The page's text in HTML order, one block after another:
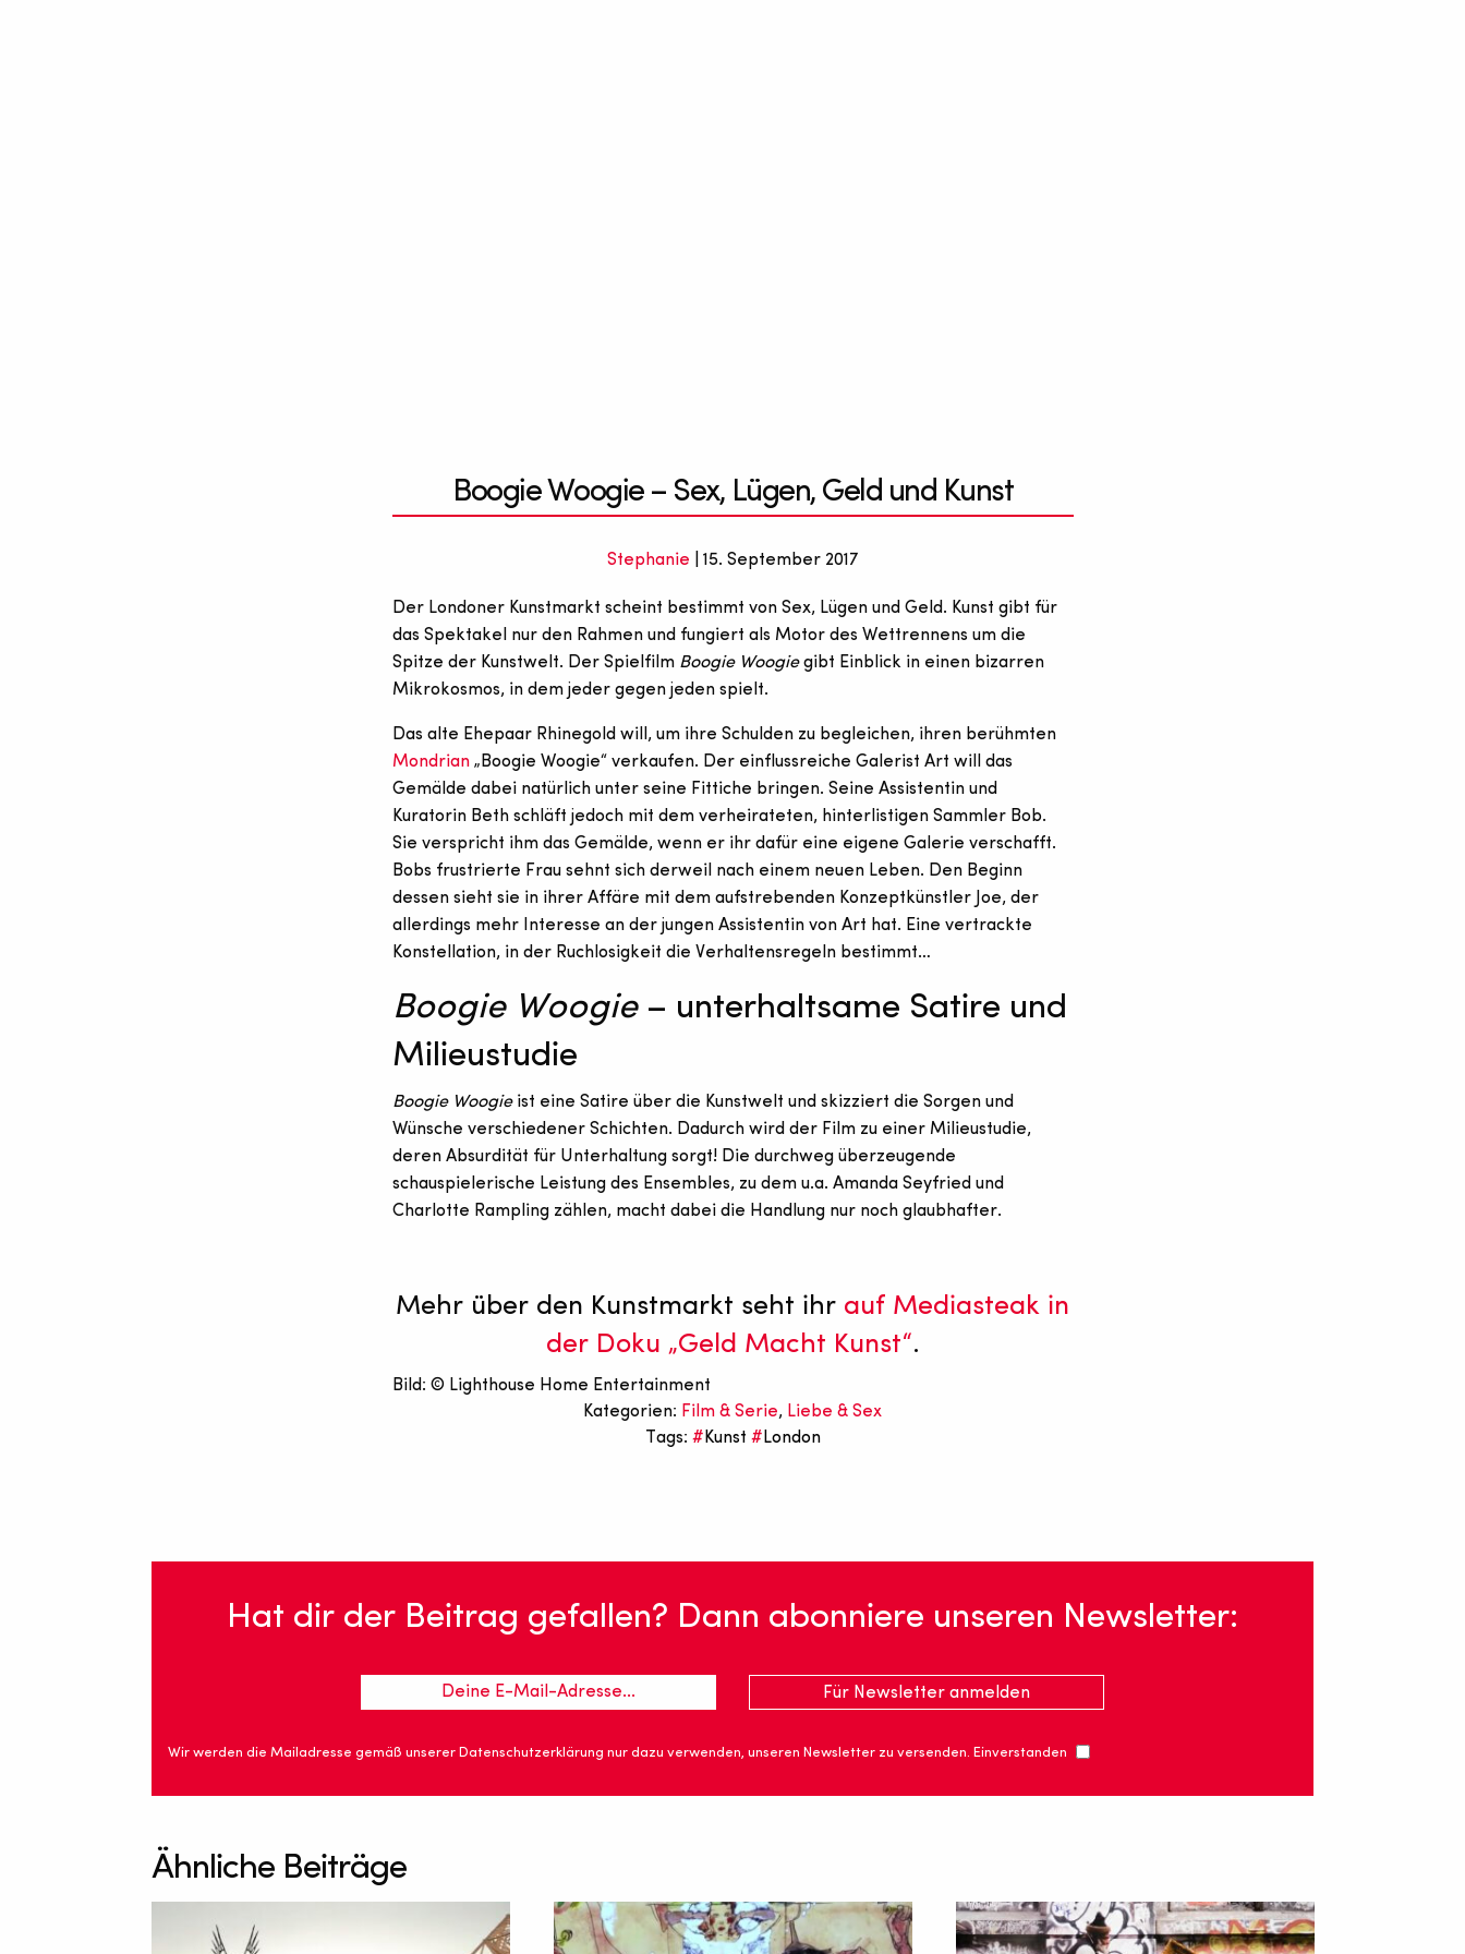
Boogie Woogie – Sex, Lügen, Geld und Kunst
Stephanie | 15. September 2017
Der Londoner Kunstmarkt scheint bestimmt von Sex, Lügen und Geld. Kunst gibt für
das Spektakel nur den Rahmen und fungiert als Motor des Wettrennens um die
Spitze der Kunstwelt. Der Spielfilm Boogie Woogiegibt Einblick in einen bizarren
Mikrokosmos, in dem jeder gegen jeden spielt.
Das alte Ehepaar Rhinegold will, um ihre Schulden zu begleichen, ihren berühmten
Mondrian„Boogie Woogie“ verkaufen. Der einflussreiche Galerist Art will das
Gemälde dabei natürlich unter seine Fittiche bringen. Seine Assistentin und
Kuratorin Beth schläft jedoch mit dem verheirateten, hinterlistigen Sammler Bob.
Sie verspricht ihm das Gemälde, wenn er ihr dafür eine eigene Galerie verschafft.
Bobs frustrierte Frau sehnt sich derweil nach einem neuen Leben. Den Beginn
dessen sieht sie in ihrer Affäre mit dem aufstrebenden Konzeptkünstler Joe, der
allerdings mehr Interesse an der jungen Assistentin von Art hat. Eine vertrackte
Konstellation, in der Ruchlosigkeit die Verhaltensregeln bestimmt…
Boogie Woogie– unterhaltsame Satire und
Milieustudie
Boogie Woogieist eine Satire über die Kunstwelt und skizziert die Sorgen und
Wünsche verschiedener Schichten. Dadurch wird der Film zu einer Milieustudie,
deren Absurdität für Unterhaltung sorgt! Die durchweg überzeugende
schauspielerische Leistung des Ensembles, zu dem u.a. Amanda Seyfried und
Charlotte Rampling zählen, macht dabei die Handlung nur noch glaubhafter.
Mehr über den Kunstmarkt seht ihr auf Mediasteak in
der Doku „Geld Macht Kunst“.
Bild: © Lighthouse Home Entertainment
Kategorien: Film & Serie, Liebe & Sex
Tags:
Kunst London
Hat dir der Beitrag gefallen? Dann abonniere unseren Newsletter:
Wir werden die Mailadresse gemäß unserer Datenschutzerklärung nur dazu verwenden, unseren Newsletter zu versenden. Einverstanden
Ähnliche Beiträge